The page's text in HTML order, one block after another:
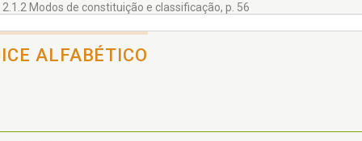
2.1.2 Modos de constituição e classificação, p. 56
Servidão Administrativa, p. 62
2.2.1 Conceito e formas de constituição, p. 62
ALFABÉTICO